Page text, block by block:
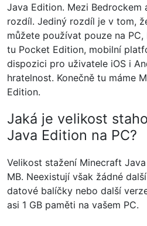
Java Edition. Mezi Bedrockem
rozdíl. Jediný rozdíl je v tom,
můžete používat pouze na
tu Pocket Edition, mobilní
dispozici pro uživatele iOS i
hratelnost. Konečně tu máme
Edition.
Jaká je velikost
Java Edition na PC?
Velikost stažení Minecraft
MB. Neexistují však žádné
datové balíčky nebo další
asi 1 GB paměti na vašem PC.